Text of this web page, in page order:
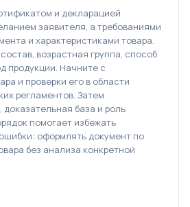
и декларацией
заявителя, а требованиями
и характеристиками товара.
возрастная группа, способ
продукции. Начните с
и проверки его в области
регламентов. Затем
база и роль
помогает избежать
оформлять документ по
без анализа конкретной